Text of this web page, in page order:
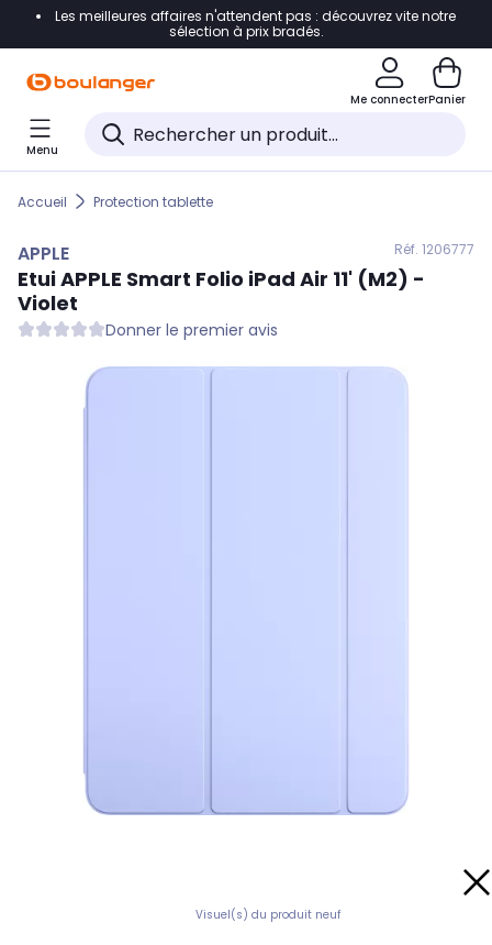
Accéder directement à la navigation
Accéder directement au pied de page
Accéder directement au chatbot
Les meilleures affaires n'attendent pas : découvrez vite notre
sélection à prix bradés.
Me connecterPanier
Menu
Accueil Protection tablette
APPLE Réf. 1206777
EtuiAPPLE Smart Folio iPad Air 11' (M2) -
Violet
Donner le premier avis
Visuel(s) du produit neuf